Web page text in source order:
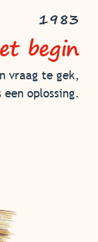
1983
begin
vraag te gek,
oplossing.